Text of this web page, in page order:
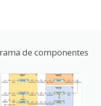
de componentes